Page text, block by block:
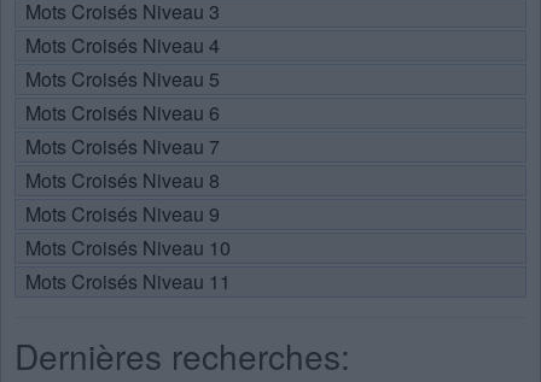
Mots Croisés Niveau 3
Mots Croisés Niveau 4
Mots Croisés Niveau 5
Mots Croisés Niveau 6
Mots Croisés Niveau 7
Mots Croisés Niveau 8
Mots Croisés Niveau 9
Mots Croisés Niveau 10
Mots Croisés Niveau 11
Dernières recherches: